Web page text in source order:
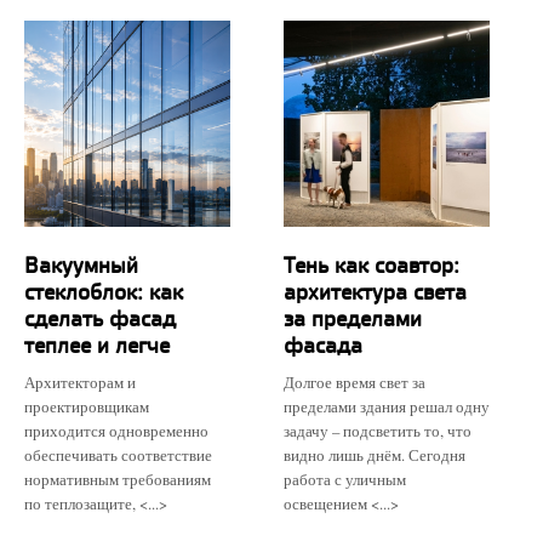
Вакуумный
стеклоблок: как
сделать фасад
теплее и легче
Архитекторам и
проектировщикам
приходится одновременно
обеспечивать соответствие
нормативным требованиям
по теплозащите, <...>
Тень как соавтор:
архитектура света
за пределами
фасада
Долгое время свет за
пределами здания решал одну
задачу – подсветить то, что
видно лишь днём. Сегодня
работа с уличным
освещением <...>